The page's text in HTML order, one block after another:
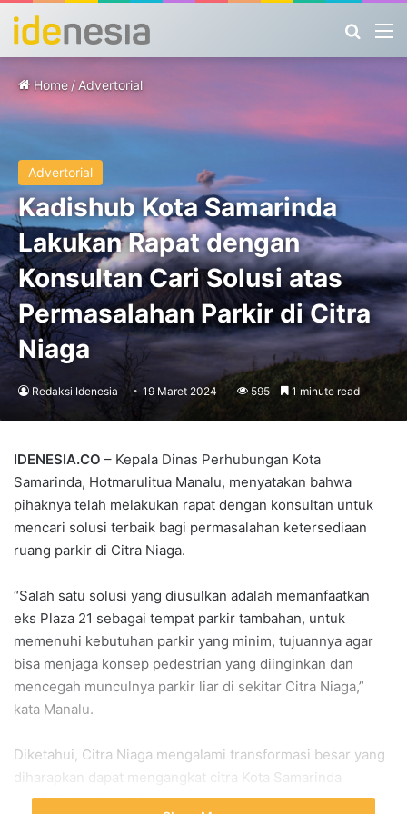
Home / Advertorial
Advertorial
Kadishub Kota Samarinda
Lakukan Rapat dengan
Konsultan Cari Solusi atas
Permasalahan Parkir di Citra
Niaga
Redaksi Idenesia 19 Maret 2024 595 1 minute read
IDENESIA.CO – Kepala Dinas Perhubungan Kota
Samarinda, Hotmarulitua Manalu, menyatakan bahwa
pihaknya telah melakukan rapat dengan konsultan untuk
mencari solusi terbaik bagi permasalahan ketersediaan
ruang parkir di Citra Niaga.
“Salah satu solusi yang diusulkan adalah memanfaatkan
eks Plaza 21 sebagai tempat parkir tambahan, untuk
memenuhi kebutuhan parkir yang minim, tujuannya agar
bisa menjaga konsep pedestrian yang diinginkan dan
mencegah munculnya parkir liar di sekitar Citra Niaga,”
kata Manalu.
Diketahui, Citra Niaga mengalami transformasi besar yang
diharapkan dapat mengangkat citra Kota Samarinda
menjadi destinasi wisata.